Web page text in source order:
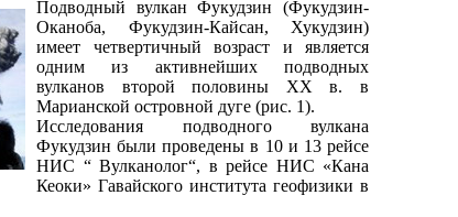
Подводный вулкан Фукудзин (Фукудзин-
Оканоба, Фукудзин-Кайсан, Хукудзин)
имеет четвертичный возраст и является
одним из активнейших подводных
вулканов второй половины ХХ в. в
Марианской островной дуге (рис. 1).
Исследования подводного вулкана
Фукудзин были проведены в 10 и 13 рейсе
НИС “ Вулканолог“, в рейсе НИС «Кана
Кеоки» Гавайского института геофизики в